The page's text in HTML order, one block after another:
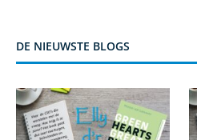
DE NIEUWSTE BLOGS